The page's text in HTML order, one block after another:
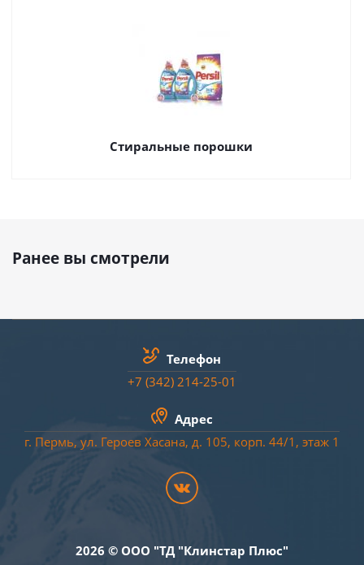
Стиральные порошки
Ранее вы смотрели
2026 © ООО "ТД "Клинстар Плюс"
Телефон
+7 (342) 214-25-01
Адрес
г. Пермь, ул. Героев Хасана, д. 105, корп. 44/1 , этаж 1